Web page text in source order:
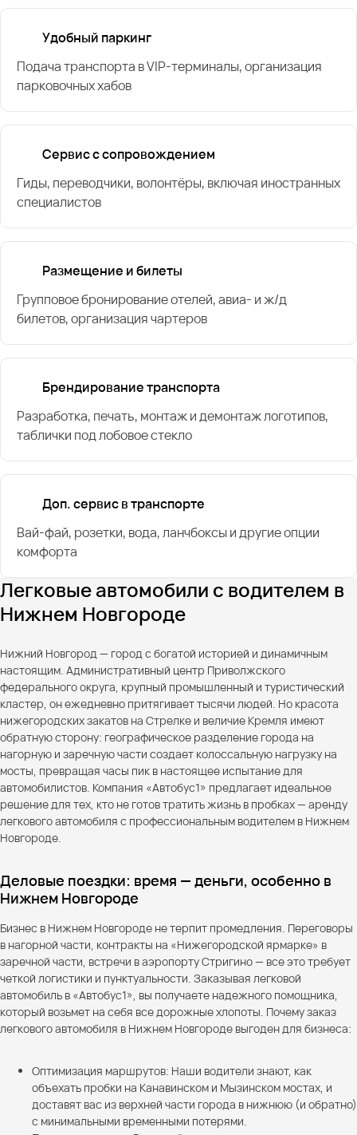
Удобный паркинг
Подача транспорта в VIP-терминалы, организация
парковочных хабов
Сервис с сопровождением
Гиды, переводчики, волонтёры, включая иностранных
специалистов
Размещение и билеты
Групповое бронирование отелей, авиа- и ж/д
билетов, организация чартеров
Брендирование транспорта
Разработка, печать, монтаж и демонтаж логотипов,
таблички под лобовое стекло
Доп. сервис в транспорте
Вай-фай, розетки, вода, ланчбоксы и другие опции
комфорта
Легковые автомобили с водителем в
Нижнем Новгороде
Нижний Новгород — город с богатой историей и динамичным
настоящим. Административный центр Приволжского
федерального округа, крупный промышленный и туристический
кластер, он ежедневно притягивает тысячи людей. Но красота
нижегородских закатов на Стрелке и величие Кремля имеют
обратную сторону: географическое разделение города на
нагорную и заречную части создает колоссальную нагрузку на
мосты, превращая часы пик в настоящее испытание для
автомобилистов. Компания «Автобус1» предлагает идеальное
решение для тех, кто не готов тратить жизнь в пробках — аренду
легкового автомобиля с профессиональным водителем в Нижнем
Новгороде.
Деловые поездки: время — деньги, особенно в
Нижнем Новгороде
Бизнес в Нижнем Новгороде не терпит промедления. Переговоры
в нагорной части, контракты на «Нижегородской ярмарке» в
заречной части, встречи в аэропорту Стригино — все это требует
четкой логистики и пунктуальности. Заказывая легковой
автомобиль в «Автобус1», вы получаете надежного помощника,
который возьмет на себя все дорожные хлопоты. Почему заказ
легкового автомобиля в Нижнем Новгороде выгоден для бизнеса:
Оптимизация маршрутов: Наши водители знают, как
объехать пробки на Канавинском и Мызинском мостах, и
доставят вас из верхней части города в нижнюю (и обратно)
с минимальными временными потерями.